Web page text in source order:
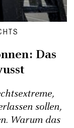
Das
sollen,
Warum das